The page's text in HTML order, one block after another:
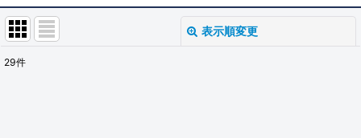
表示順変更
29件